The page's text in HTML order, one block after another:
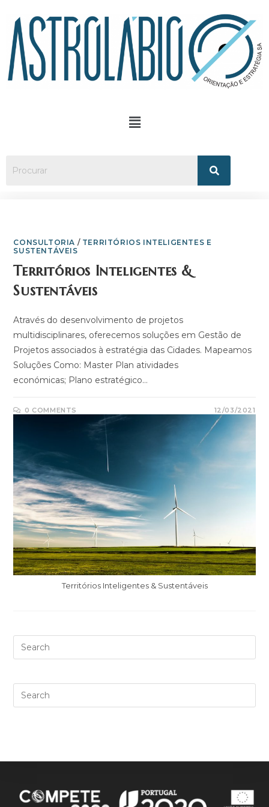
CONSULTORIA / TERRITÓRIOS INTELIGENTES E
SUSTENTÁVEIS
Territórios Inteligentes &
Sustentáveis
Através do desenvolvimento de projetos
multidisciplinares, oferecemos soluções em Gestão de
Projetos associados à estratégia das Cidades. Mapeamos
Soluções Como: Master Plan atividades
económicas; Plano estratégico…
0 COMMENTS 12/03/2021
Territórios Inteligentes & Sustentáveis